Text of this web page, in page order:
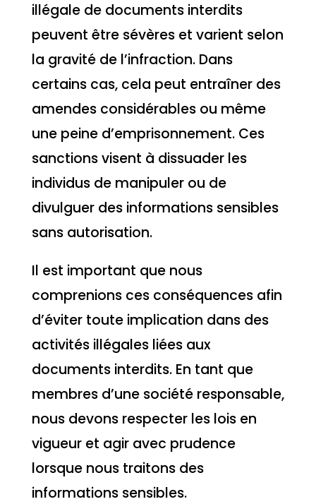
illégale de documents interdits
peuvent être sévères et varient selon
la gravité de l’infraction. Dans
certains cas, cela peut entraîner des
amendes considérables ou même
une peine d’emprisonnement. Ces
sanctions visent à dissuader les
individus de manipuler ou de
divulguer des informations sensibles
sans autorisation.
Il est important que nous
comprenions ces conséquences afin
d’éviter toute implication dans des
activités illégales liées aux
documents interdits. En tant que
membres d’une société responsable,
nous devons respecter les lois en
vigueur et agir avec prudence
lorsque nous traitons des
informations sensibles.